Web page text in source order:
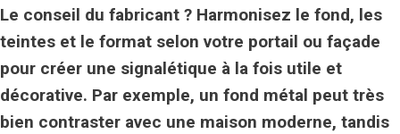
Le conseil du fabricant ? Harmonisez le fond, les
teintes et le format selon votre portail ou façade
pour créer une signalétique à la fois utile et
décorative. Par exemple, un fond métal peut très
bien contraster avec une maison moderne, tandis